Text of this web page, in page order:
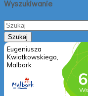
Wyszukiwanie